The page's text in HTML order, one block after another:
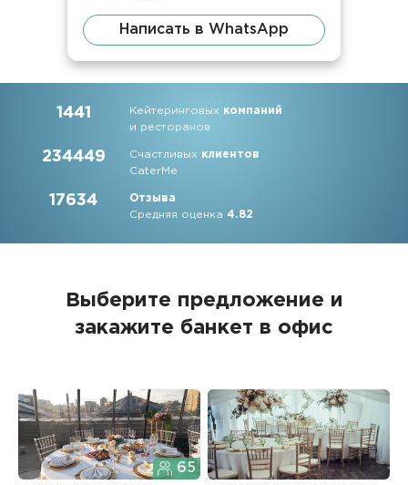
Написать в WhatsApp
1441 Кейтеринговых компаний
и ресторанов
234449 Счастливых клиентов
CaterMe
17634
Отзыва
Средняя оценка4.82
Выберите предложение и
закажите банкет в офис
65